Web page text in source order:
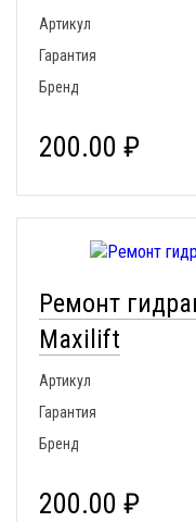
Артикул
Гарантия
Бренд
200.00 ₽
Ремонт
Maxilift
Артикул
Гарантия
Бренд
200.00 ₽